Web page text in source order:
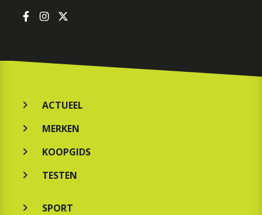
ACTUEEL
MERKEN
KOOPGIDS
TESTEN
SPORT